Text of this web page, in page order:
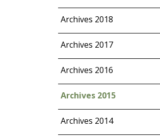
Archives 2018
Archives 2017
Archives 2016
Archives 2015
Archives 2014